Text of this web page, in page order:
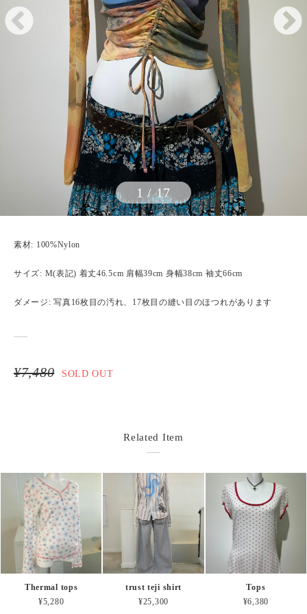
1 /17
素材: 100%Nylon
サイズ: M(表記) 着丈46.5cm 肩幅39cm 身幅38cm 袖丈66cm
ダメージ: 写真16枚目の汚れ、17枚目の縫い目のほつれがあります
¥7,480 SOLD OUT
Related Item
Thermal tops
¥5,280
trust teji shirt
¥25,300
Tops
¥6,380